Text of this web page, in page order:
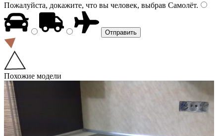
Пожалуйста, докажите, что вы человек, выбрав Самолёт.
Похожие модели